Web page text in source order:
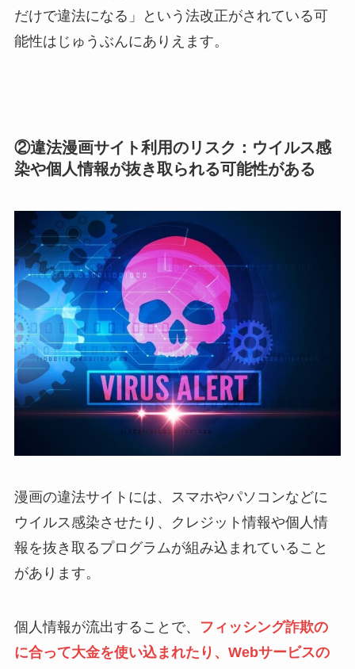
だけで違法になる」という法改正がされている可
能性はじゅうぶんにありえます。
②違法漫画サイト利用のリスク：ウイルス感
染や個人情報が抜き取られる可能性がある
漫画の違法サイトには、スマホやパソコンなどに
ウイルス感染させたり、クレジット情報や個人情
報を抜き取るプログラムが組み込まれていること
があります。
個人情報が流出することで、
フィッシング詐欺の
に合って大金を使い込まれたり、Webサービスの